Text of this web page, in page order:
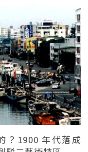
？1900 年代落成